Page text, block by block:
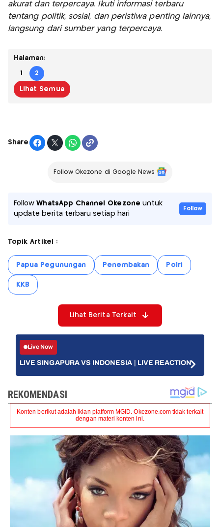
akurat dan terpercaya. Ikuti informasi terbaru
tentang politik, sosial, dan peristiwa penting lainnya,
langsung dari sumber yang terpercaya.
Halaman:
1 2
Lihat Semua
Share
Follow Okezone di Google News
FollowWhatsApp Channel Okezone untuk
update berita terbaru setiap hari
Follow
Topik Artikel :
Papua Pegunungan Penembakan Polri
KKB
Lihat Berita Terkait
Live Now
LIVE SINGAPURA VS INDONESIA | LIVE REACTION